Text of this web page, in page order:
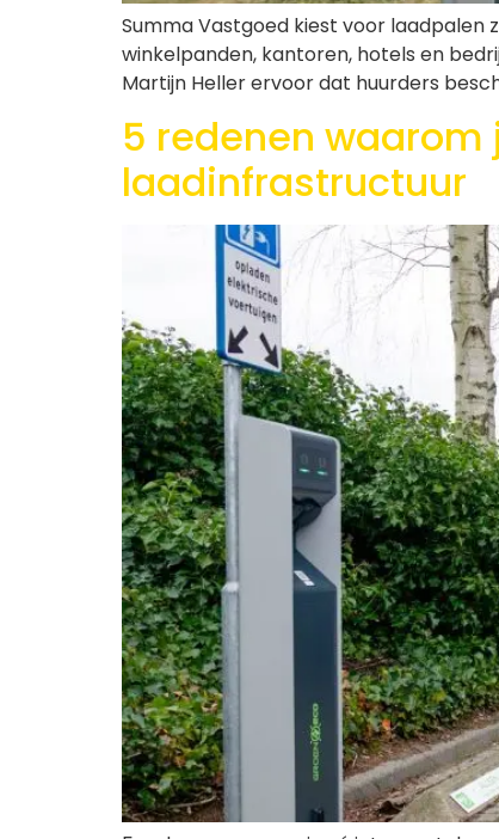
Summa Vastgoed kiest voor
winkelpanden, kantoren, hotels en
Martijn Heller ervoor dat huurders
5 redenen
laadinfrastructuur